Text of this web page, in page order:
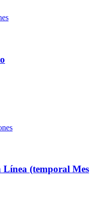
Línea (temporal Mes